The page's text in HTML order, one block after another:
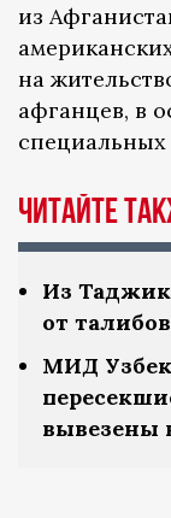
из
на
афганцев, в
Читайте
Из
от
МИД
вывезены